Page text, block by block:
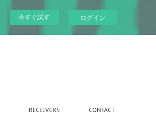
今すぐ試す ログイン
RECEIVERS CONTACT